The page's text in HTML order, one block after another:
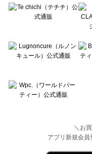
＼お
アプリ新規会員